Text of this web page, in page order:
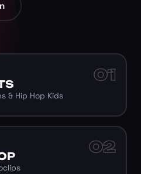
01
& Hip Hop Kids
02